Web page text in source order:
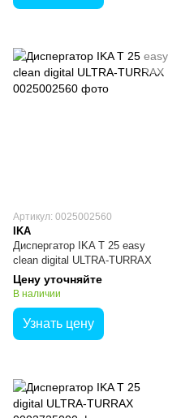
Артикул: 0025002560
IKA
Диспергатор IKA T 25 easy
clean digital ULTRA-TURRAX
Цену уточняйте
В наличии
Узнать цену